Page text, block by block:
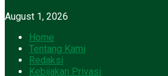
August 1, 2026
Home
Tentang Kami
Redaksi
Kebijakan Privasi